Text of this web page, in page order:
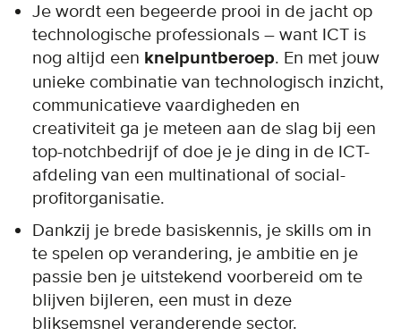
Je wordt een begeerde prooi in de jacht op
technologische professionals – want ICT is
nog altijd een knelpuntberoep. En met jouw
unieke combinatie van technologisch inzicht,
communicatieve vaardigheden en
creativiteit ga je meteen aan de slag bij een
top-notchbedrijf of doe je je ding in de ICT-
afdeling van een multinational of social-
profitorganisatie.
Dankzij je brede basiskennis, je skills om in
te spelen op verandering, je ambitie en je
passie ben je uitstekend voorbereid om te
blijven bijleren, een must in deze
bliksemsnel veranderende sector.